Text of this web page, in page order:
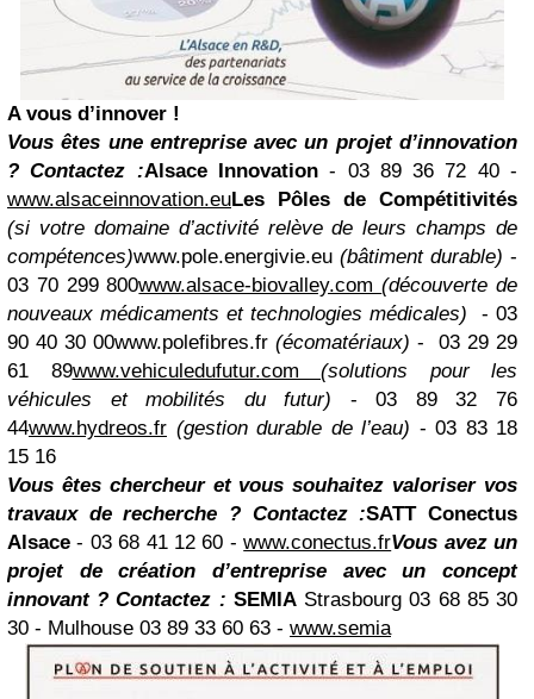
A vous d’innover !
Vous êtes une entreprise avec un projet d’innovation
? Contactez :Alsace Innovation- 03 89 36 72 40 -
www.alsaceinnovation.euLes Pôles de Compétitivités
(si votre domaine d’activité relève de leurs champs de
compétences)www.pole.energivie.eu (bâtiment durable) -
03 70 299 800www.alsace-biovalley.com(découverte de
nouveaux médicaments et technologies médicales) - 03
90 40 30 00www.polefibres.fr (écomatériaux) - 03 29 29
61 89www.vehiculedufutur.com (solutions pour les
véhicules et mobilités du futur) - 03 89 32 76
44www.hydreos.fr (gestion durable de l’eau) - 03 83 18
15 16
Vous êtes chercheur et vous souhaitez valoriser vos
travaux de recherche ? Contactez :SATT Conectus
Alsace- 03 68 41 12 60 -www.conectus.frVous avez un
projet de création d’entreprise avec un concept
innovant ? Contactez : SEMIAStrasbourg 03 68 85 30
30 - Mulhouse 03 89 33 60 63 - www.semia